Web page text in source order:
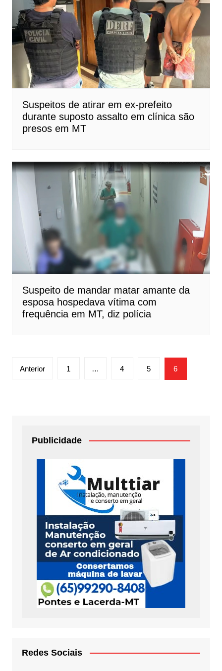
Suspeitos de atirar em ex-prefeito
durante suposto assalto em clínica são
presos em MT
Suspeito de mandar matar amante da
esposa hospedava vítima com
frequência em MT, diz polícia
Paginação
Anterior 1 … 4 5 6
Publicidade
Redes Sociais